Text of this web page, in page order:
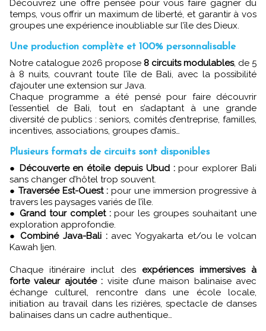
Découvrez une offre pensée pour vous faire gagner du
temps, vous offrir un maximum de liberté, et garantir à vos
groupes une expérience inoubliable sur l’île des Dieux.
Une production complète et 100% personnalisable
Notre catalogue 2026 propose 8 circuits modulables, de 5
à 8 nuits, couvrant toute l’île de Bali, avec la possibilité
d’ajouter une extension sur Java.
Chaque programme a été pensé pour faire découvrir
l’essentiel de Bali, tout en s’adaptant à une grande
diversité de publics : seniors, comités d’entreprise, familles,
incentives, associations, groupes d’amis…
Plusieurs formats de circuits sont disponibles
Découverte en étoile depuis Ubud :pour explorer Bali
sans changer d’hôtel trop souvent.
● Traversée Est-Ouest : pour une immersion progressive à
travers les paysages variés de l’île.
● Grand tour complet :pour les groupes souhaitant une
exploration approfondie.
● Combiné Java-Bali :avec Yogyakarta et/ou le volcan
Kawah Ijen.
Chaque itinéraire inclut des expériences immersives à
forte valeur ajoutée : visite d’une maison balinaise avec
échange culturel, rencontre dans une école locale,
initiation au travail dans les rizières, spectacle de danses
balinaises dans un cadre authentique…